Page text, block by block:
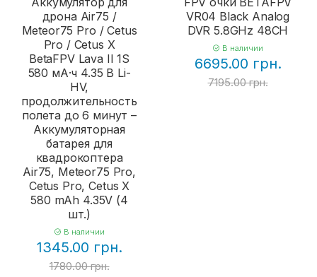
дрона Air75 /
Meteor75 Pro / Cetus
Pro / Cetus X
BetaFPV Lava II 1S
580 мА·ч 4.35 В Li-
HV,
продолжительность
полета до 6 минут –
Аккумуляторная
батарея для
квадрокоптера
Air75, Meteor75 Pro,
Cetus Pro, Cetus X
580 mAh 4.35V (4
шт.)
В наличии
1345.00 грн.
1780.00 грн.
VR04 Black Analog
DVR 5.8GHz 48CH
В наличии
6695.00 грн.
7195.00 грн.